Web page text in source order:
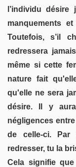
l’individu
manquements
Toutefois, s’il
redressera
même si cette
nature fait
qu'elle ne sera
désire. Il y
négligences
de celle-ci.
redresser, tu la
Cela signifie